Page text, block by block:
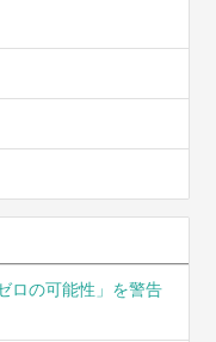
ロの可能性」を警告